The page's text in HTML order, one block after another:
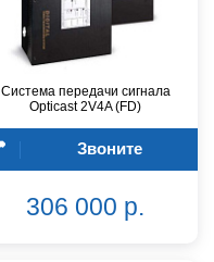
Система передачи сигнала
Opticast 2V4A (FD)
Звоните
306 000 р.